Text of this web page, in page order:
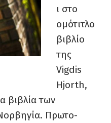
ι στο
ομότιτλο
βιβλίο
της
Vigdis
Ηjorth,
βιβλία των
Πρωτο-